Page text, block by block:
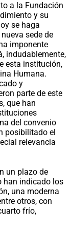
a la Fundación
y su
se haga
sede de
imponente
indudablemente,
esta institución,
Humana.
y
parte de este
que han
del convenio
posibilitado el
relevancia
un plazo de
han indicado los
una moderna
otros, con
frío,